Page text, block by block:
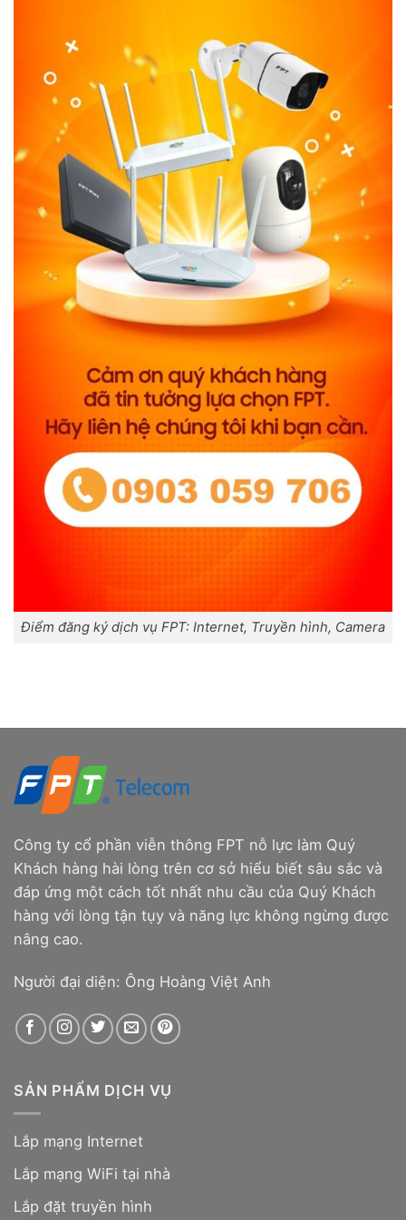
Điểm đăng ký dịch vụ FPT: Internet, Truyền hình, Camera
Công ty cổ phần viễn thông FPT nỗ lực làm Quý
Khách hàng hài lòng trên cơ sở hiểu biết sâu sắc và
đáp ứng một cách tốt nhất nhu cầu của Quý Khách
hàng với lòng tận tụy và năng lực không ngừng được
nâng cao.
Người đại diện: Ông Hoàng Việt Anh
SẢN PHẨM DỊCH VỤ
Lắp mạng Internet
Lắp mạng WiFi tại nhà
Lắp đặt truyền hình